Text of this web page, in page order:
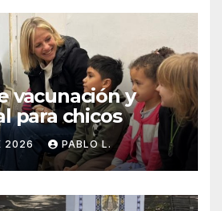
vacunación y
para chicos
2026 PABLO L.